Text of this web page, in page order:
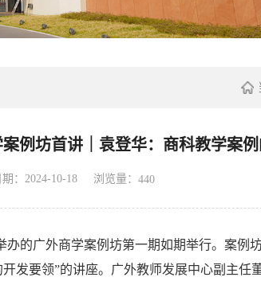
例坊首讲｜袁登华：商科教学案
：2024-10-18 浏览量： 440
办的广外商学案例坊第一期如期举行。案例
发要领”的讲座。广外教师发展中心副主任